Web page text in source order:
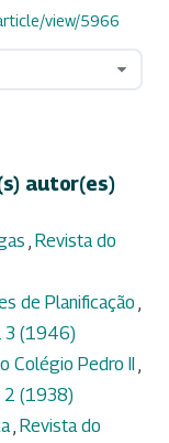
view/5966
autor(es)
Revista do
de Planificação
3 (1946)
Colégio Pedro II
2 (1938)
Revista do